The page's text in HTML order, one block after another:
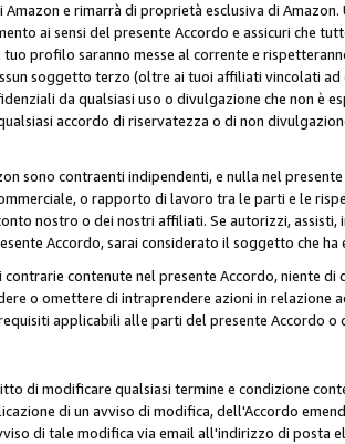
Amazon e rimarrà di proprietà esclusiva di
ai sensi del presente Accordo e assicuri che
tuo profilo saranno messe al corrente e
soggetto terzo (oltre ai tuoi affiliati vincolati
da qualsiasi uso o divulgazione che non è
accordo di riservatezza o di non
sono contraenti indipendenti, e nulla nel
o rapporto di lavoro tra le parti e le
nostro o dei nostri affiliati. Se autorizzi,
Accordo, sarai considerato il soggetto che
contenute nel presente Accordo, niente
o omettere di intraprendere azioni in relazione
applicabili alle parti del presente Accordo o
di modificare qualsiasi termine e condizione
di un avviso di modifica, dell'Accordo
di tale modifica via email all'indirizzo di